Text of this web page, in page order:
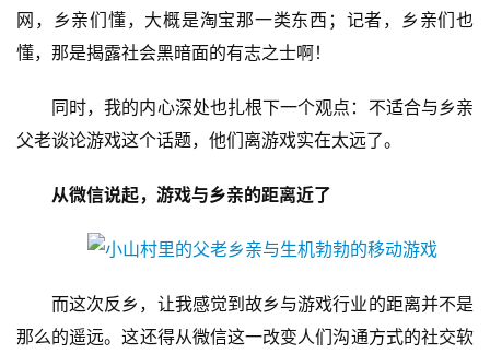
茶
网，乡亲们懂，大概是淘宝那一类东西；记者，乡亲们也
懂，那是揭露社会黑暗面的有志之士啊！
同时，我的内心深处也扎根下一个观点：不适合与乡亲
父老谈论游戏这个话题，他们离游戏实在太远了。
从微信说起，游戏与乡亲的距离近了
而这次反乡，让我感觉到故乡与游戏行业的距离并不是
那么的遥远。这还得从微信这一改变人们沟通方式的社交软